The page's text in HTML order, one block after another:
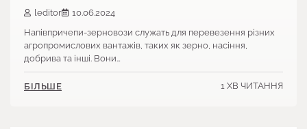
leditor
10.06.2024
Напівпричепи-зерновози служать для перевезення різних
агропромислових вантажів, таких як зерно, насіння,
добрива та інші. Вони…
БІЛЬШЕ 1 ХВ ЧИТАННЯ